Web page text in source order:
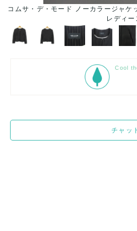
コムサ・デ・モード ノーカラージャ
レディ
Cool
チャッ